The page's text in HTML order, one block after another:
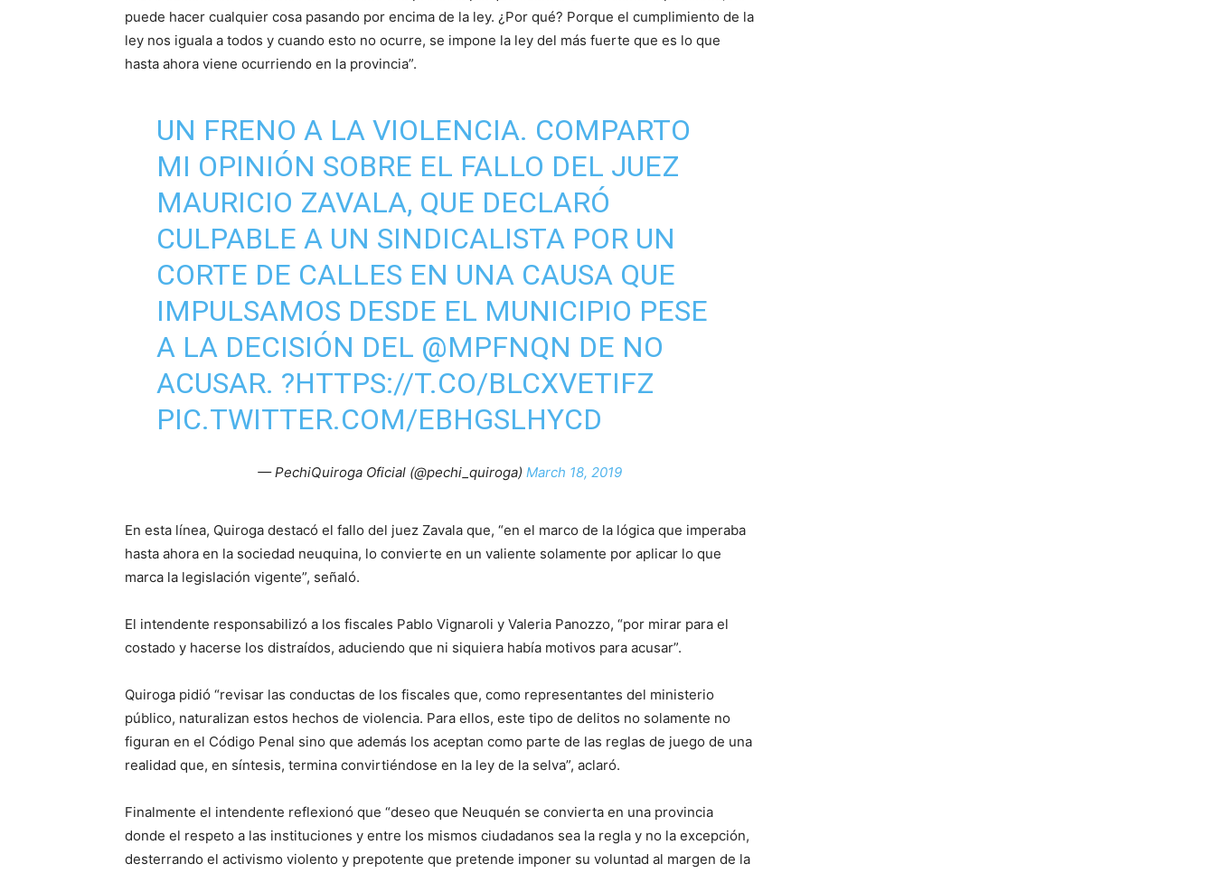
puede hacer cualquier cosa pasando por encima de la ley. ¿Por qué? Porque el cumplimiento de la
ley nos iguala a todos y cuando esto no ocurre, se impone la ley del más fuerte que es lo que
hasta ahora viene ocurriendo en la provincia”.
UN FRENO A LA VIOLENCIA. COMPARTO
MI OPINIÓN SOBRE EL FALLO DEL JUEZ
MAURICIO ZAVALA, QUE DECLARÓ
CULPABLE A UN SINDICALISTA POR UN
CORTE DE CALLES EN UNA CAUSA QUE
IMPULSAMOS DESDE EL MUNICIPIO PESE
A LA DECISIÓN DEL @MPFNQN DE NO
ACUSAR. ?HTTPS://T.CO/BLCXVETIFZ
PIC.TWITTER.COM/EBHGSLHYCD
— PechiQuiroga Oficial (@pechi_quiroga) March 18, 2019
En esta línea, Quiroga destacó el fallo del juez Zavala que, “en el marco de la lógica que imperaba
hasta ahora en la sociedad neuquina, lo convierte en un valiente solamente por aplicar lo que
marca la legislación vigente”, señaló.
El intendente responsabilizó a los fiscales Pablo Vignaroli y Valeria Panozzo, “por mirar para el
costado y hacerse los distraídos, aduciendo que ni siquiera había motivos para acusar”.
Quiroga pidió “revisar las conductas de los fiscales que, como representantes del ministerio
público, naturalizan estos hechos de violencia. Para ellos, este tipo de delitos no solamente no
figuran en el Código Penal sino que además los aceptan como parte de las reglas de juego de una
realidad que, en síntesis, termina convirtiéndose en la ley de la selva”, aclaró.
Finalmente el intendente reflexionó que “deseo que Neuquén se convierta en una provincia
donde el respeto a las instituciones y entre los mismos ciudadanos sea la regla y no la excepción,
desterrando el activismo violento y prepotente que pretende imponer su voluntad al margen de la